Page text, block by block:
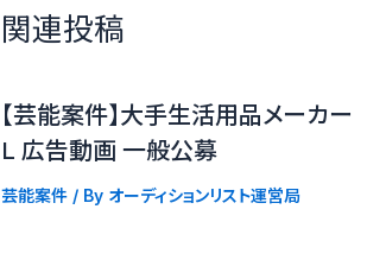
関連投稿
【芸能案件】大手生活用品メーカー
L 広告動画 一般公募
芸能案件/ By オーディションリスト運営局